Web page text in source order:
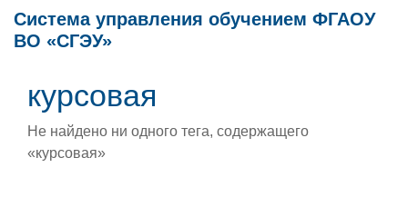
Система управления обучением ФГАОУ
ВО «СГЭУ»
курсовая
Не найдено ни одного тега, содержащего
«курсовая»